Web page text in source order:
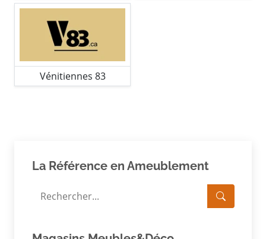
Vénitiennes 83
La Référence en Ameublement